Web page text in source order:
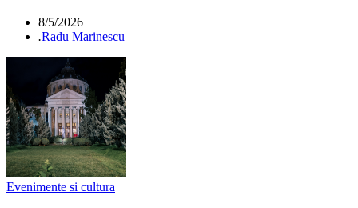
8/5/2026
.Radu Marinescu
Evenimente si cultura